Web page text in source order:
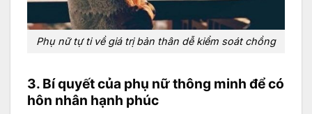
Phụ nữ tự ti về giá trị bản thân dễ kiểm soát chồng
3. Bí quyết của phụ nữ thông minh để có
hôn nhân hạnh phúc